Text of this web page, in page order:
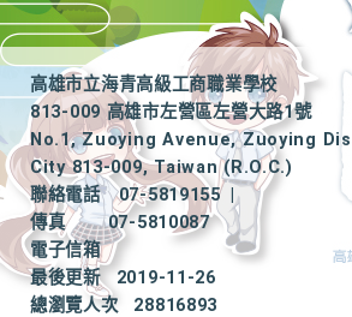
高雄市立海青高級工商職業學校
813-009 高雄市左營區左營大路1號
No.1, Zuoying Avenue, Zuoying
City 813-009, Taiwan (R.O.C.)
聯絡電話
07-5819155
|
傳真
07-5810087
電子信箱
最後更新
2019-11-26
總瀏覽人次
28816893